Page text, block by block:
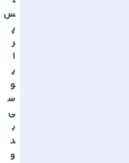
س
پ
ر
ا
ی
و
س
ی
ب
د
و